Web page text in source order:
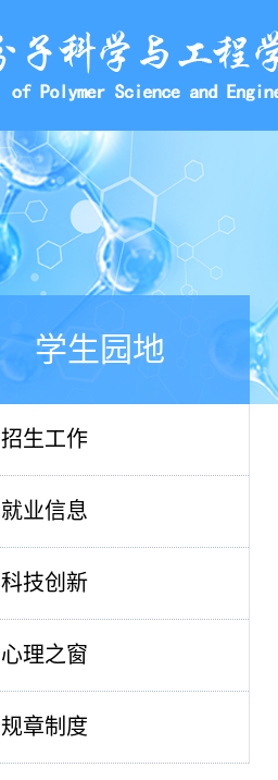
学生园地
招生工作
就业信息
科技创新
心理之窗
规章制度